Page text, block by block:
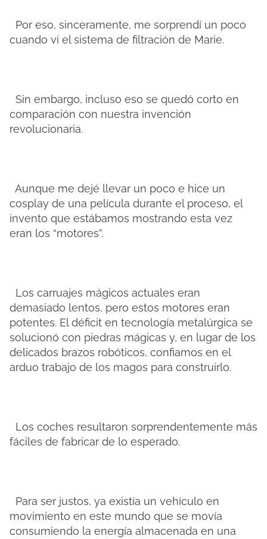
Por eso, sinceramente, me sorprendí un poco
cuando vi el sistema de filtración de Marie.
Sin embargo, incluso eso se quedó corto en
comparación con nuestra invención
revolucionaria.
Aunque me dejé llevar un poco e hice un
cosplay de una película durante el proceso, el
invento que estábamos mostrando esta vez
eran los “motores”.
Los carruajes mágicos actuales eran
demasiado lentos, pero estos motores eran
potentes. El déficit en tecnología metalúrgica se
solucionó con piedras mágicas y, en lugar de los
delicados brazos robóticos, confiamos en el
arduo trabajo de los magos para construirlo.
Los coches resultaron sorprendentemente más
fáciles de fabricar de lo esperado.
Para ser justos, ya existía un vehículo en
movimiento en este mundo que se movía
consumiendo la energía almacenada en una